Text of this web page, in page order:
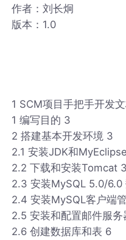
作者：刘长炯
版本：1.0
1 SCM项目手把手开发
1 编写目的 3
2 搭建基本开发环境 3
2.1 安装JDK和
2.2 下载和安装Tomcat 3
2.3 安装MySQL 5.0/6.0
2.4 安装MySQL客户端
2.5 安装和配置邮件服
2.6 创建数据库和表 6